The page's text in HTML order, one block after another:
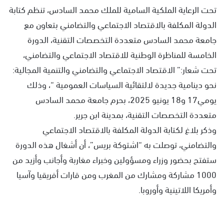
تحت الرعاية الملكية السامية للملك محمد السادس، تنظم كتابة
الدولة المكلفة بالاقتصاد الاجتماعي والتضامني بتعاون مع
جامعة محمد السادس متعددة التخصصات التقنية، الدورة
الخامسة للمناظرة الوطنية للاقتصاد الاجتماعي والتضامني،
تحت شعار:” الاقتصاد الاجتماعي والتضامني والتنمية المجالية:
نحو دينامية جديدة لالتقائية السياسات العمومية “، وذلك
يومي17 و18 يونيو 2025، بحرم جامعة محمد السادس
متعددة التخصصات التقنية، بمدينة ابن جرير.
وذكر بلاغ لكتابة الدولة المكلفة بالاقتصاد الاجتماعي
والتضامني، توصلت به “اشتوكة بريس”، أن أشغال هذه الدورة
ستفتح بحضور وزراء ومسؤولين وخبراء مغاربة وأجانب وأزيد من
1000 مشاركة ومشارك من المغرب ومن قارات أفريقيا وآسيا
وأمريكا اللاتينية وأوروبا.